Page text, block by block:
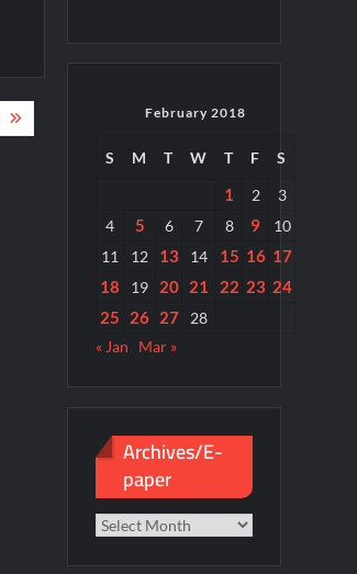
February 2018
S M T W T F S
1 2
3
4
5 6 7 8 9
10
11
12 13 14 15 16 17
18
19 20 21 22 23 24
25
26 27
28
« Jan
Mar »
Archives/E-
paper
Archives/E-